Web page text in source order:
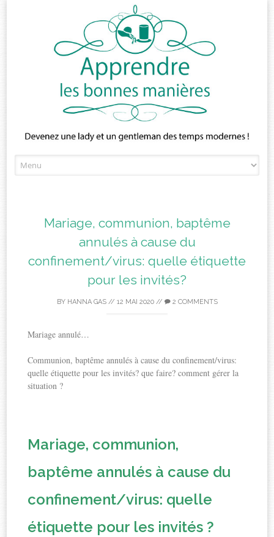
to
Mariage, communion, baptême
annulés à cause du
confinement/virus: quelle étiquette
pour les invités?
BY HANNA GAS// 12 MAI 2020// 2 COMMENTS
Mariage annulé…
Communion, baptême annulés à cause du confinement/virus:
quelle étiquette pour les invités? que faire? comment gérer la
situation ?
Mariage, communion,
baptême annulés à cause du
confinement/virus: quelle
étiquette pour les invités ?